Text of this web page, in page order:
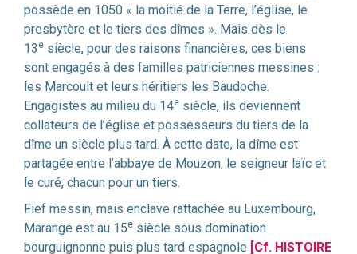
possède en 1050 « la moitié de la Terre, l’église, le
presbytère et le tiers des dîmes ». Mais dès le
13 e siècle, pour des raisons financières, ces biens
sont engagés à des familles patriciennes messines :
les Marcoult et leurs héritiers les Baudoche.
Engagistes au milieu du 14e siècle, ils deviennent
collateurs de l’église et possesseurs du tiers de la
dîme un siècle plus tard. À cette date, la dîme est
partagée entre l’abbaye de Mouzon, le seigneur laïc et
le curé, chacun pour un tiers.
Fief messin, mais enclave rattachée au Luxembourg,
Marange est au 15e siècle sous domination
bourguignonne puis plus tard espagnole [Cf. HISTOIRE